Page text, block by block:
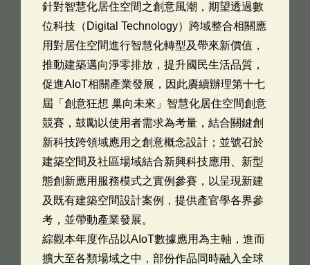
針對智慧化居住空間之創意風潮，期望透過數
位科技（Digital Technology）跨域整合相關應
用對居住空間進行智慧化轉型及帶來新價值，
推動建築邁向淨零排放，提升國民生活品質，
促進AIoT相關產業發展，因此賡續辦理第十七
屆「創意狂想 巢向未來」智慧化居住空間創意
競賽，鼓勵以使用者需求為考量，結合關鍵創
新科技跨領域應用之創意概念設計；並號召於
建築空間及社區場域結合新興科技應用、新型
態創新應用服務模式之實例參賽，以呈現新建
及既有建築空間設計案例，提供產官學各界參
考，並帶動產業發展。
綜觀本年度作品以AIoT數據應用為主軸，進而
擴大至各類場域之中，部份作品同時融入全球